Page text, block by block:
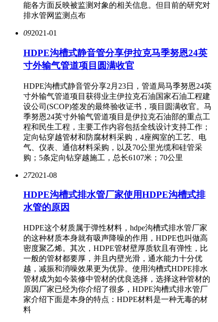
能各方面反映被监测对象的相关信息。但目前的研究对
排水管网监测点布
092021-01
HDPE沟槽式静音管分享伊拉克马季努恩24英
寸外输气管道项目圆满收官
HDPE沟槽式静音管分享2月23日，管道局马季努恩24英
寸外输气管道项目获得业主伊拉克石油国家石油工程建
设公司(SCOP)签发的最终验收证书，项目圆满收官。马
季努恩24英寸外输气管道项目是伊拉克石油部的重点工
程和民生工程，主要工作内容包括全线设计支持工作；
定向钻穿越管材和防腐材料采购，4座阀室的工艺、电
气、仪表、通信材料采购，以及70公里光缆和硅管采
购；5条定向钻穿越施工，总长6107米；70公里
272021-08
HDPE沟槽式排水管厂家使用HDPE沟槽式排
水管的原因
HDPE这个材质属于弹性材料，hdpe沟槽式排水管厂家
的这种材质本身就有吸声降噪的作用，HDPE也叫做高
密度聚乙烯。其次，HDPE管材壁厚质软且有弹性，比
一般的管材都要厚，并且内壁光滑，通水能力十分优
越，减振和消噪效果更为优异。使用沟槽式HDPE排水
管材成为如今装修中管材的优良选择，选择这种管材的
原因厂家已经为你介绍了很多，HDPE沟槽式排水管厂
家介绍下面是本身的特点：HDPE材料是一种无毒的材
料